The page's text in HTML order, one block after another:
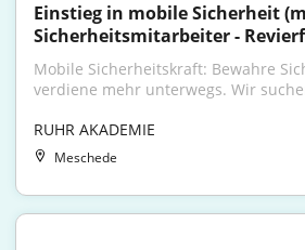
Einstieg in mobile Sicherheit
Sicherheitsmitarbeiter -
Mobile Sicherheitskraft: Bewahre
verdiene mehr unterwegs. Wir
RUHR AKADEMIE
Meschede